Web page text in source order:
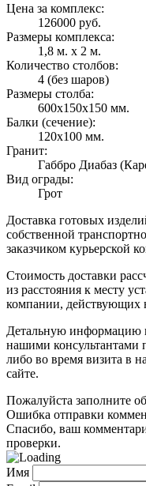
Цена за комплекс:
126000 руб.
Размеры комплекса:
1,8 м. х 2 м.
Количество столбов:
4 (без шаров)
Размеры столба:
600х150х150 мм.
Балки (сечение):
120х100 мм.
Гранит:
Габбро Диабаз
Вид ограды:
Грот
Доставка готовых
собственной
заказчиком курьерской
Стоимость доставки
из расстояния к месту
компании, действующих
Детальную информацию
нашими консультантами
либо во время визита в
сайте.
Пожалуйста заполните
Ошибка отправки
Спасибо, ваш
проверки.
Имя